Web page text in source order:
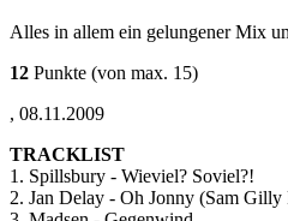
Alles in allem ein gelungener Mix
12 Punkte (von max. 15)
, 08.11.2009
TRACKLIST
1. Spillsbury - Wieviel? Soviel?!
2. Jan Delay - Oh Jonny (Sam Gilly